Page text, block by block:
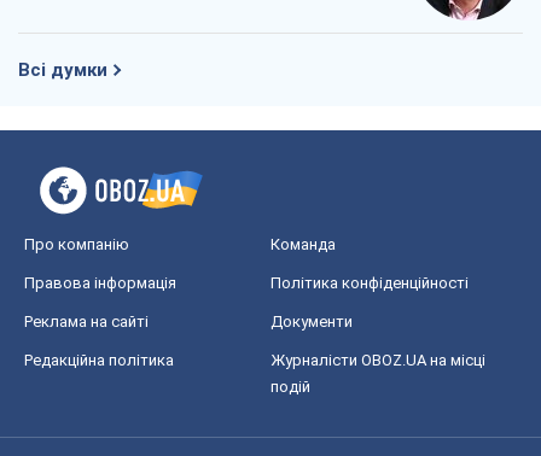
Всі думки
Про компанію Команда
Правова інформація Політика конфіденційності
Реклама на сайті Документи
Редакційна політика
Журналісти OBOZ.UA на місці
подій